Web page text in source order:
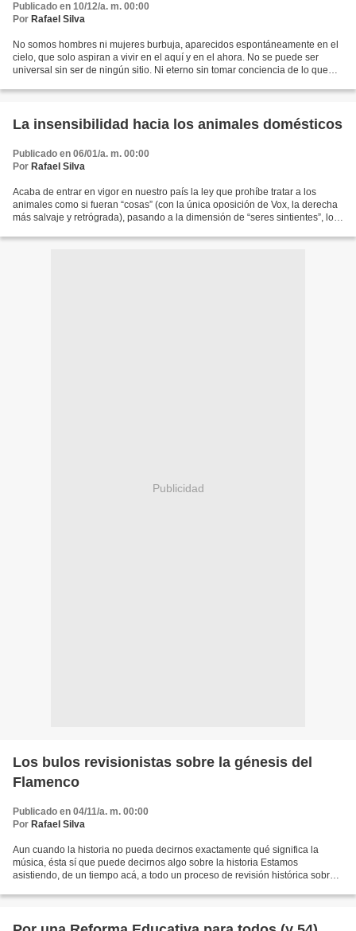
Publicado en 10/12/a. m. 00:00
Por Rafael Silva
No somos hombres ni mujeres burbuja, aparecidos espontáneamente en el
cielo, que solo aspiran a vivir en el aquí y en el ahora. No se puede ser
universal sin ser de ningún sitio. Ni eterno sin tomar conciencia de lo que
La insensibilidad hacia los animales domésticos
Publicado en 06/01/a. m. 00:00
Por Rafael Silva
Acaba de entrar en vigor en nuestro país la ley que prohíbe tratar a los
animales como si fueran “cosas” (con la única oposición de Vox, la derecha
más salvaje y retrógrada), pasando a la dimensión de “seres sintientes”, lo
Publicidad
Los bulos revisionistas sobre la génesis del
Flamenco
Publicado en 04/11/a. m. 00:00
Por Rafael Silva
Aun cuando la historia no pueda decirnos exactamente qué significa la
música, ésta sí que puede decirnos algo sobre la historia Estamos
asistiendo, de un tiempo acá, a todo un proceso de revisión histórica sobre